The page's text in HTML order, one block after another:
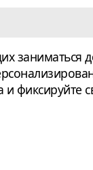
фиксируйте